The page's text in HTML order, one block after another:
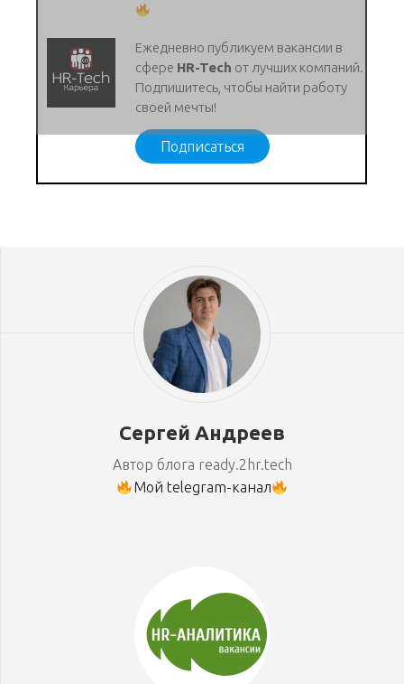
Ежедневно публикуем вакансии в
сфере HR-Tech от лучших компаний.
Подпишитесь, чтобы найти работу
своей мечты!
Подписаться
Сергей Андреев
Автор блога ready.2hr.tech
Мой telegram-канал